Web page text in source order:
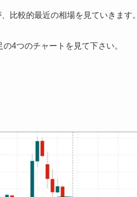
比較的最近の相場を見ていきます。
4つのチャートを見て下さい。